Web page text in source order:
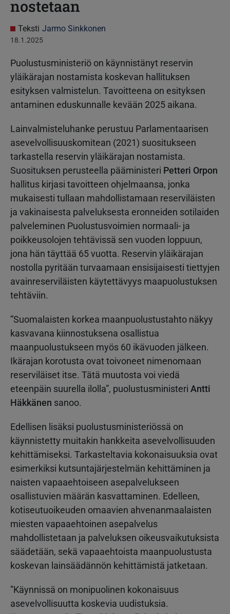
nostetaan
Teksti Jarmo Sinkkonen
18.1.2025
Puolustusministeriö on käynnistänyt reservin
yläikärajan nostamista koskevan hallituksen
esityksen valmistelun. Tavoitteena on esityksen
antaminen eduskunnalle kevään 2025 aikana.
Lainvalmisteluhanke perustuu Parlamentaarisen
asevelvollisuuskomitean (2021) suositukseen
tarkastella reservin yläikärajan nostamista.
Suosituksen perusteella pääministeri Petteri Orpon
hallitus kirjasi tavoitteen ohjelmaansa, jonka
mukaisesti tullaan mahdollistamaan reserviläisten
ja vakinaisesta palveluksesta eronneiden sotilaiden
palveleminen Puolustusvoimien normaali- ja
poikkeusolojen tehtävissä sen vuoden loppuun,
jona hän täyttää 65 vuotta. Reservin yläikärajan
nostolla pyritään turvaamaan ensisijaisesti tiettyjen
avainreserviläisten käytettävyys maapuolustuksen
tehtäviin.
”Suomalaisten korkea maanpuolustustahto näkyy
kasvavana kiinnostuksena osallistua
maanpuolustukseen myös 60 ikävuoden jälkeen.
Ikärajan korotusta ovat toivoneet nimenomaan
reserviläiset itse. Tätä muutosta voi viedä
eteenpäin suurella ilolla”, puolustusministeri Antti
Häkkänen sanoo.
Edellisen lisäksi puolustusministeriössä on
käynnistetty muitakin hankkeita asevelvollisuuden
kehittämiseksi. Tarkasteltavia kokonaisuuksia ovat
esimerkiksi kutsuntajärjestelmän kehittäminen ja
naisten vapaaehtoiseen asepalvelukseen
osallistuvien määrän kasvattaminen. Edelleen,
kotiseutuoikeuden omaavien ahvenanmaalaisten
miesten vapaaehtoinen asepalvelus
mahdollistetaan ja palveluksen oikeusvaikutuksista
säädetään, sekä vapaaehtoista maanpuolustusta
koskevan lainsäädännön kehittämistä jatketaan.
”Käynnissä on monipuolinen kokonaisuus
asevelvollisuutta koskevia uudistuksia.